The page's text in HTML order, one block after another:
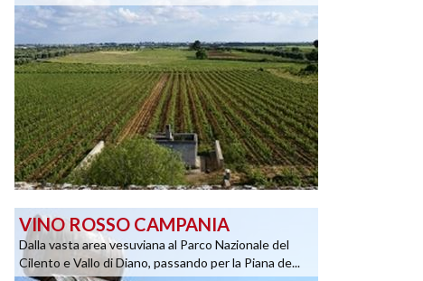
VINO ROSSO CAMPANIA
Dalla vasta area vesuviana al Parco Nazionale del
Cilento e Vallo di Diano, passando per la Piana de...